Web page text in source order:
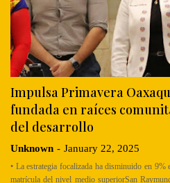
Impulsa Primavera
fundada en raíces
del desarrollo
Unknown - January 22, 2025
• La estrategia focalizada ha disminuido en 9%
matrícula del nivel medio superiorSan